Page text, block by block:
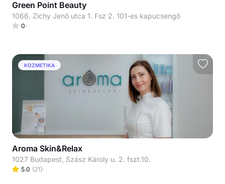
Green Point Beauty
1066. Zichy Jenő utca 1. Fsz 2. 101-es kapucsengő
0
KOZMETIKA
Aroma Skin&Relax
1027 Budapest, Szász Károly u. 2. fszt.10.
5.0 (21)